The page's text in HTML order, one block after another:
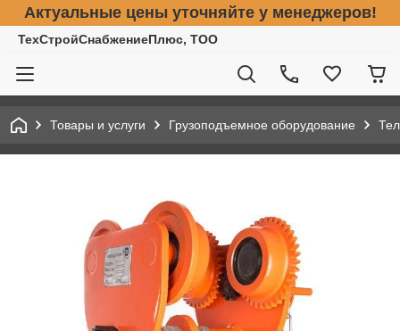
Актуальные цены уточняйте у менеджеров!
ТехСтройСнабжениеПлюс, ТОО
Товары и услуги Грузоподъемное оборудование